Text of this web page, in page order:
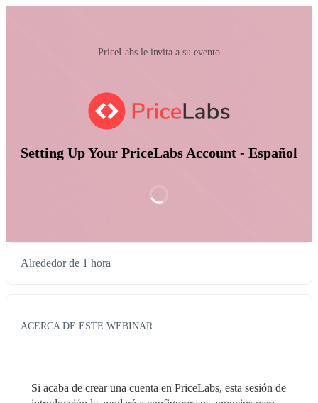
PriceLabs le invita a su evento
Setting Up Your PriceLabs Account - Español
Alrededor de 1 hora
ACERCA DE ESTE WEBINAR
Si acaba de crear una cuenta en PriceLabs, esta sesión de